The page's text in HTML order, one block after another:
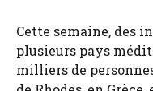
Cette semaine, des
plusieurs pays
milliers de